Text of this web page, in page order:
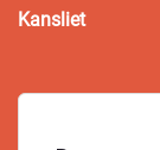
Kansliet